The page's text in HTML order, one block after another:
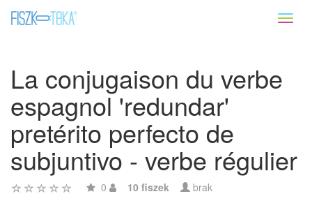
La conjugaison du verbe
espagnol 'redundar'
pretérito perfecto de
subjuntivo - verbe régulier
0 10 fiszek brak